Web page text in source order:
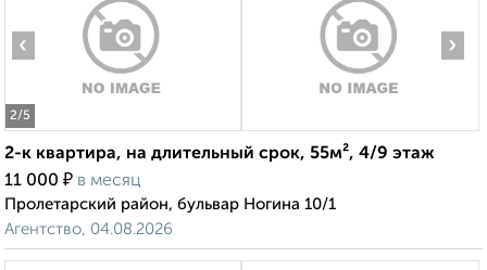
2/5
‹ ›
2-к квартира, на длительный срок, 55м², 4/9 этаж
11 000 ₽ в месяц
Пролетарский район, бульвар Ногина 10/1
Агентство, 04.08.2026